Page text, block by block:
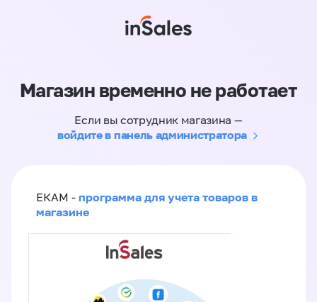
Магазин временно не работает
Если вы сотрудник магазина —
войдите в панель администратора
ЕКАМ - программа для учета товаров в
магазине